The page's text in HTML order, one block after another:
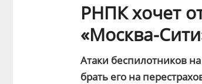
РНПК хочет
«Москва-
Атаки беспилотников
брать его на